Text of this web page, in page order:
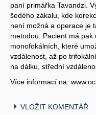
paní primářka Tavandzi.
šedého zákalu, kde
není možná a operace je
metodou. Pacient má
monofokálních, které
vzdálenost, až po
na dálku, střední
Více informací na:
VLOŽIT KOMENTÁŘ